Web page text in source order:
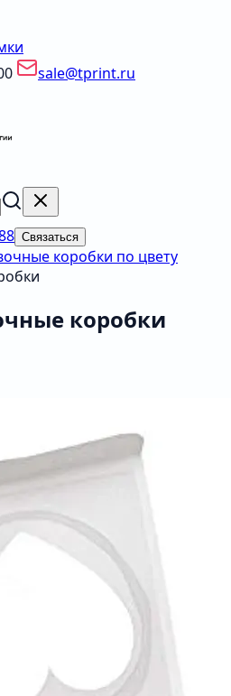
sale@tprint.ru
Связаться
коробки по цвету
коробки